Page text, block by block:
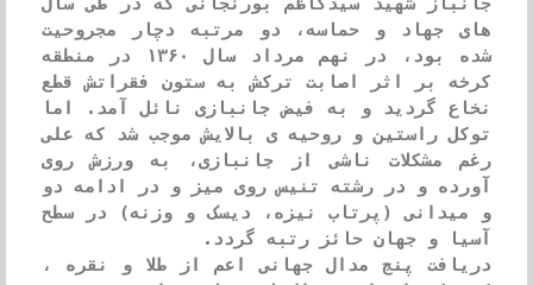
توکل راستین و روحیه ی بالایش موجب شد که علی